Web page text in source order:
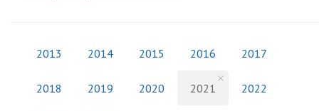
2013 2014 2015 2016 2017
2018 2019 2020 2021 2022